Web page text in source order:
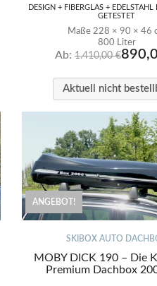
DESIGN + FIBERGLAS +
GETESTET
Maße 228 × 90 × 46
800 Liter
Ab: 1.410,00€
Aktuell nicht
ANGEBOT!
SKIBOX AUTO
MOBY DICK 190 – Die
Premium Dachbox